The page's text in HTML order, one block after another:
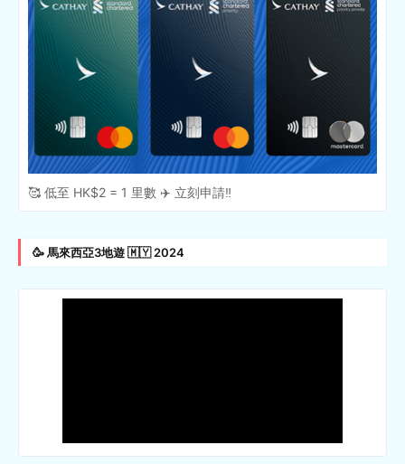
🥰 低至 HK$2 = 1 里數 ✈️ 立刻申請‼️
🥳 馬來西亞3地遊 🇲🇾 2024